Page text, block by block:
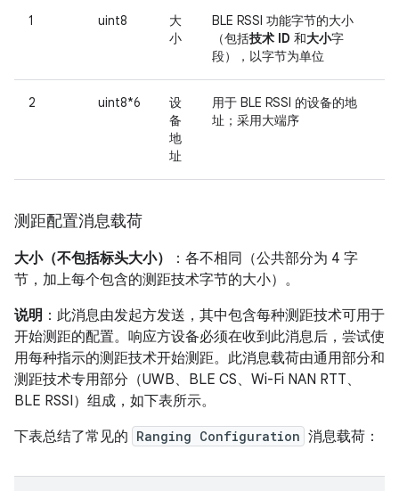
1 uint8
大
小
BLE RSSI 功能字节的大小
（包括技术 ID 和大小字
段），以字节为单位
2 uint8*6
设
备
地
址
用于 BLE RSSI 的设备的地
址；采用大端序
测距配置消息载荷
大小（不包括标头大小）
：各不相同（公共部分为 4 字
节，加上每个包含的测距技术字节的大小）。
说明 ：此消息由发起方发送，其中包含每种测距技术可用于
开始测距的配置。响应方设备必须在收到此消息后，尝试使
用每种指示的测距技术开始测距。此消息载荷由通用部分和
测距技术专用部分（UWB、BLE CS、Wi-Fi NAN RTT、
BLE RSSI）组成，如下表所示。
下表总结了常见的 Ranging Configuration 消息载荷：